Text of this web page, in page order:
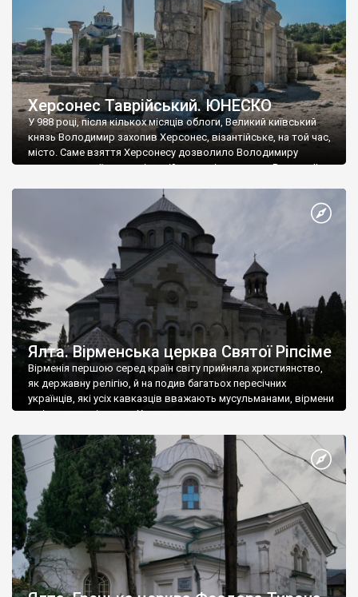
Херсонес Таврійський. ЮНЕСКО
У 988 році, після кількох місяців облоги, Великий київський
князь Володимир захопив Херсонес, візантійське, на той час,
місто. Саме взяття Херсонесу дозволило Володимиру
диктувати свої умови візантійському імператору Василю ІІ, та
Херсонесі Володимир-язичник, став Василем-християнином.
А потім було Хрещення Русі. На честь Херсонесу Таврійського
Ялта. Вірменська церква Святої Ріпсіме
Вірменія першою серед країн світу прийняла християнство,
як державну релігію, й на подив багатьох пересічних
українців, які усіх кавказців вважають мусульманами, вірмени
є відданими вірянами Христа